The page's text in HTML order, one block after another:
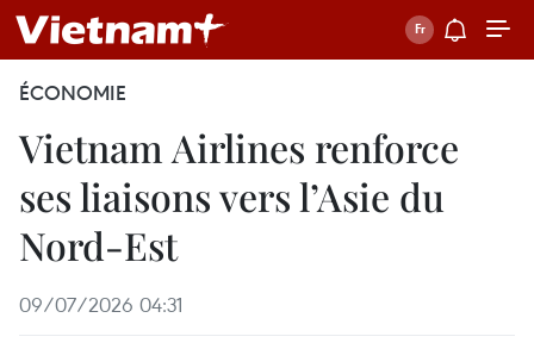
ÉCONOMIE
Vietnam Airlines renforce
ses liaisons vers l’Asie du
Nord-Est
09/07/2026 04:31